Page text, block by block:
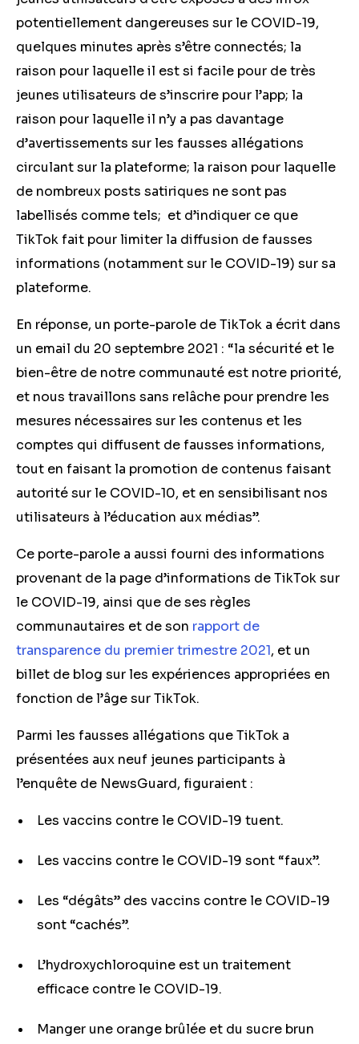
potentiellement dangereuses sur le COVID-19,
quelques minutes après s’être connectés; la
raison pour laquelle il est si facile pour de très
jeunes utilisateurs de s’inscrire pour l’app; la
raison pour laquelle il n’y a pas davantage
d’avertissements sur les fausses allégations
circulant sur la plateforme; la raison pour laquelle
de nombreux posts satiriques ne sont pas
labellisés comme tels; et d’indiquer ce que
TikTok fait pour limiter la diffusion de fausses
informations (notamment sur le COVID-19) sur sa
plateforme.
En réponse, un porte-parole de TikTok a écrit dans
un email du 20 septembre 2021 : “la sécurité et le
bien-être de notre communauté est notre priorité,
et nous travaillons sans relâche pour prendre les
mesures nécessaires sur les contenus et les
comptes qui diffusent de fausses informations,
tout en faisant la promotion de contenus faisant
autorité sur le COVID-10, et en sensibilisant nos
utilisateurs à l’éducation aux médias”.
Ce porte-parole a aussi fourni des informations
provenant de la page d’informations de TikTok sur
le COVID-19, ainsi que de ses règles
communautaires et de son rapport de
transparence du premier trimestre 2021, et un
billet de blog sur les expériences appropriées en
fonction de l’âge sur TikTok.
Parmi les fausses allégations que TikTok a
présentées aux neuf jeunes participants à
l’enquête de NewsGuard, figuraient :
Les vaccins contre le COVID-19 tuent.
Les vaccins contre le COVID-19 sont “faux”.
Les “dégâts” des vaccins contre le COVID-19
sont “cachés”.
L’hydroxychloroquine est un traitement
efficace contre le COVID-19.
Manger une orange brûlée et du sucre brun